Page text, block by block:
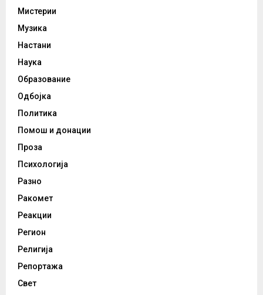
Мистерии
Музика
Настани
Наука
Образование
Одбојка
Политика
Помош и донации
Проза
Психологија
Разно
Ракомет
Реакции
Регион
Религија
Репортажа
Свет